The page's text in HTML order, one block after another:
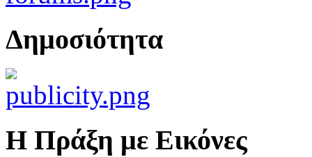
Δημοσιότητα
Η Πράξη με Εικόνες